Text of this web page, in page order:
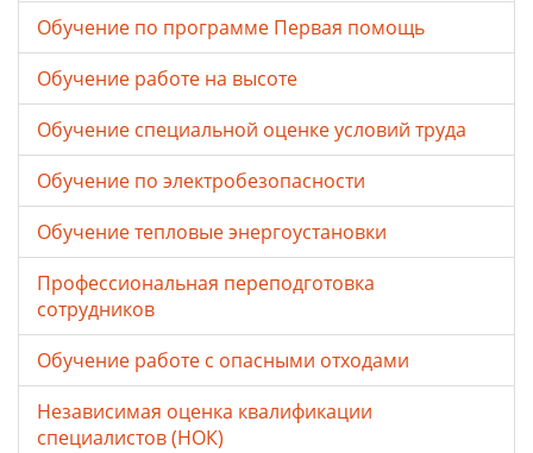
Обучение по программе Первая помощь
Обучение работе на высоте
Обучение специальной оценке условий труда
Обучение по электробезопасности
Обучение тепловые энергоустановки
Профессиональная переподготовка
сотрудников
Обучение работе с опасными отходами
Независимая оценка квалификации
специалистов (НОК)